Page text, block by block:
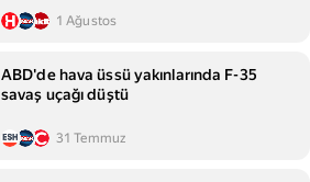
1 Ağustos
ABD'de hava üssü yakınlarında F-35
savaş uçağı düştü
31 Temmuz